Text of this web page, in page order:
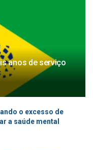
anos de serviço
o excesso de
a saúde mental